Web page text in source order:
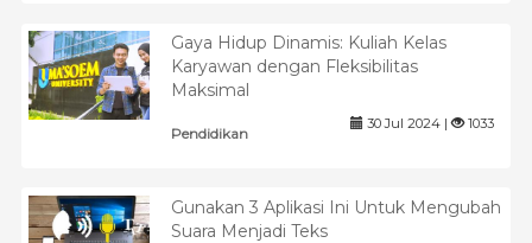
Gaya Hidup Dinamis: Kuliah Kelas
Karyawan dengan Fleksibilitas
Maksimal
Pendidikan
30 Jul 2024 | 1033
Gunakan 3 Aplikasi Ini Untuk Mengubah
Suara Menjadi Teks